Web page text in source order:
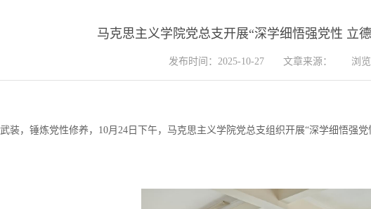
马克思主义学院党总支开展“深学细悟强党性 立
发布时间：2025-10-27 文章来源： 浏
装，锤炼党性修养，10月24日下午，马克思主义学院党总支组织开展“深学细悟强